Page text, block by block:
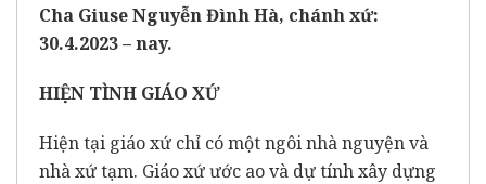
Cha Giuse Nguyễn Đình Hà, chánh xứ:
30.4.2023 – nay.
HIỆN TÌNH GIÁO XỨ
Hiện tại giáo xứ chỉ có một ngôi nhà nguyện và
nhà xứ tạm. Giáo xứ ước ao và dự tính xây dựng